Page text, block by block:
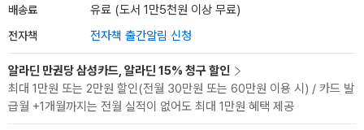
배송료 유료 (도서 1만5천원 이상 무료)
전자책 전자책 출간알림 신청
알라딘 만권당 삼성카드, 알라딘 15% 청구 할인
최대 1만원 또는 2만원 할인(전월 30만원 또는 60만원 이용 시) / 카드 발
급월 +1개월까지는 전월 실적이 없어도 최대 1만원 혜택 제공